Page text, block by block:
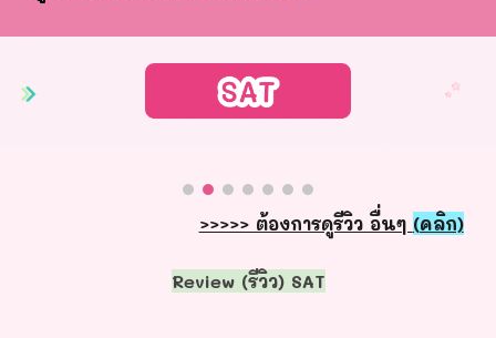
>>>>> ต้องการดูรีวิว อื่นๆ (คลิก)
Review (รีวิว) SAT